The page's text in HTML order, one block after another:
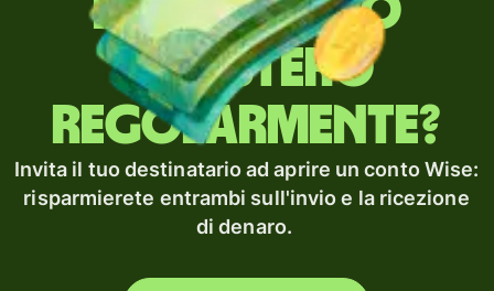
Invii denaro
all'estero
regolarmente?
Invita il tuo destinatario ad aprire un conto Wise:
risparmierete entrambi sull'invio e la ricezione
di denaro.